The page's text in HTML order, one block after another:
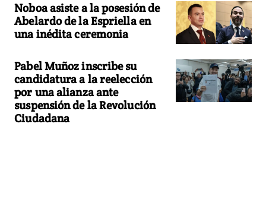
Noboa asiste a la posesión de
Abelardo de la Espriella en
una inédita ceremonia
Pabel Muñoz inscribe su
candidatura a la reelección
por una alianza ante
suspensión de la Revolución
Ciudadana